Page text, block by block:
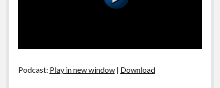
Podcast: Play in new window| Download